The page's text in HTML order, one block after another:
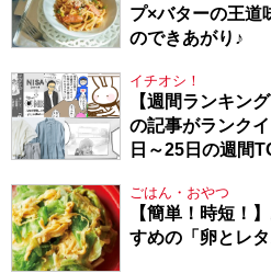
プ×バターの王道
のできあがり♪
イチオシ！
【週間ランキン
の記事がランク
日～25日の週間
ごはん・おやつ
【簡単！時短！
すめの「卵とレ